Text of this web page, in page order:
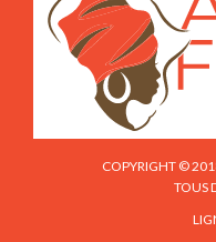
COPYRIGHT ©
TOUS